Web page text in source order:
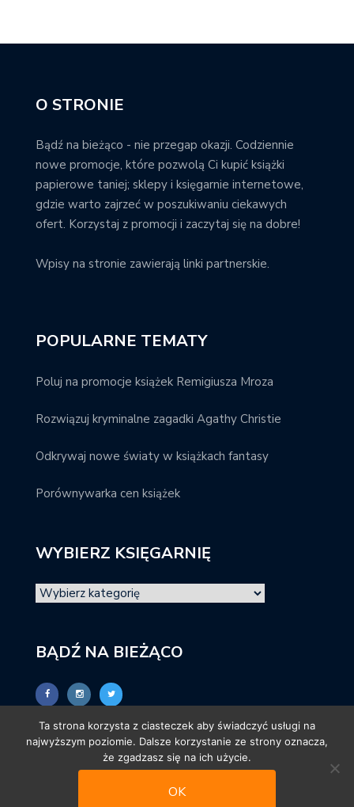
O STRONIE
Bądź na bieżąco - nie przegap okazji. Codziennie
nowe promocje, które pozwolą Ci kupić książki
papierowe taniej; sklepy i księgarnie internetowe,
gdzie warto zajrzeć w poszukiwaniu ciekawych
ofert. Korzystaj z promocji i zaczytaj się na dobre!
Wpisy na stronie zawierają linki partnerskie.
POPULARNE TEMATY
Poluj na promocje książek Remigiusza Mroza
Rozwiązuj kryminalne zagadki Agathy Christie
Odkrywaj nowe światy w książkach fantasy
Porównywarka cen książek
WYBIERZ KSIĘGARNIĘ
BĄDŹ NA BIEŻĄCO
Ta strona korzysta z ciasteczek aby świadczyć usługi na
najwyższym poziomie. Dalsze korzystanie ze strony oznacza,
że zgadzasz się na ich użycie.
OK